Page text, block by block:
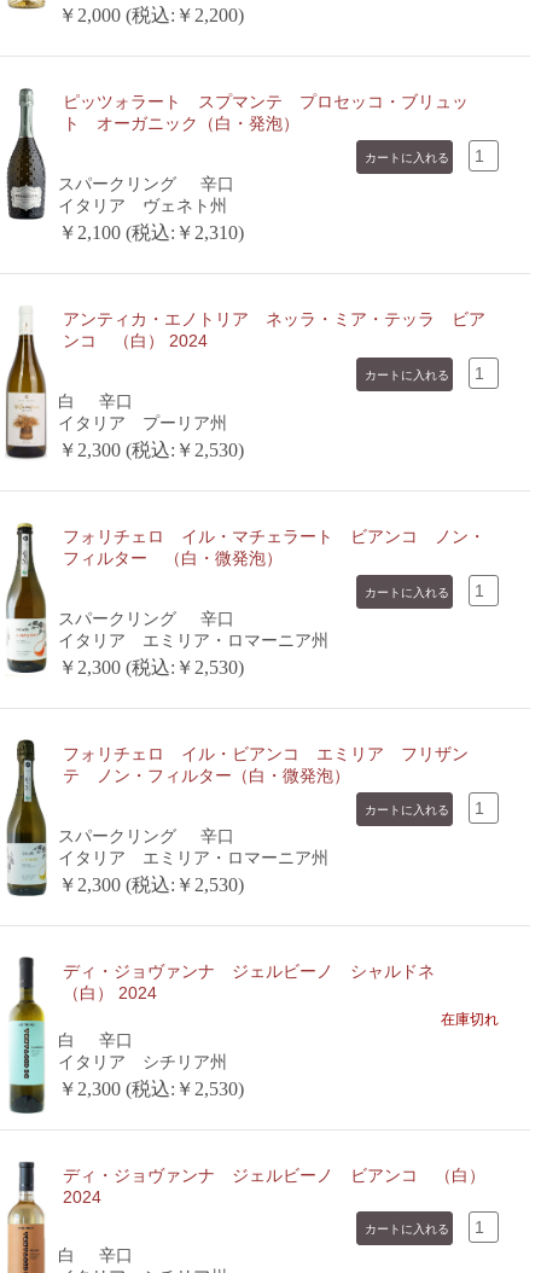
￥2,000 (税込:￥2,200)
ピッツォラート スプマンテ プロセッコ・ブリュッ
ト オーガニック（白・発泡）
スパークリング
辛口
イタリア ヴェネト州
￥2,100 (税込:￥2,310)
アンティカ・エノトリア ネッラ・ミア・テッラ ビア
ンコ （白） 2024
白
辛口
イタリア プーリア州
￥2,300 (税込:￥2,530)
フォリチェロ イル・マチェラート ビアンコ ノン・
フィルター （白・微発泡）
スパークリング
辛口
イタリア エミリア・ロマーニア州
￥2,300 (税込:￥2,530)
フォリチェロ イル・ビアンコ エミリア フリザン
テ ノン・フィルター（白・微発泡）
スパークリング
辛口
イタリア エミリア・ロマーニア州
￥2,300 (税込:￥2,530)
ディ・ジョヴァンナ ジェルビーノ シャルドネ
（白） 2024
在庫切れ
白
辛口
イタリア シチリア州
￥2,300 (税込:￥2,530)
ディ・ジョヴァンナ ジェルビーノ ビアンコ （白）
2024
白
辛口